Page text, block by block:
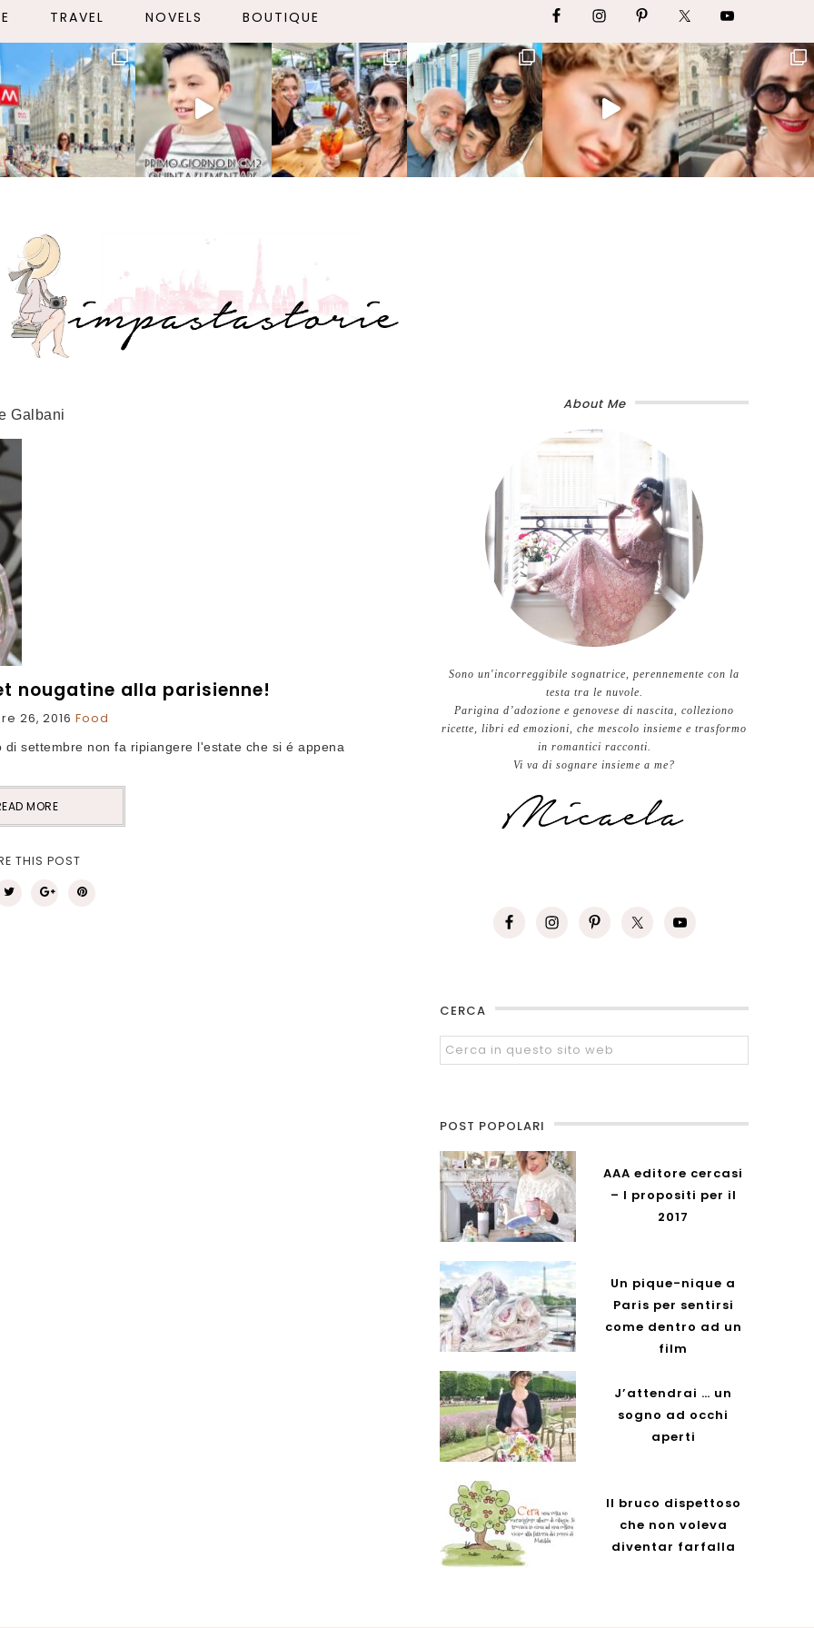
TRAVEL NOVELS BOUTIQUE
Galbani
nougatine alla parisienne!
26, 2016 Food
settembre non fa ripiangere l'estate che si é appena
MORE
THIS POST
About Me
Sono un'incorreggibile sognatrice, perennemente con la
testa tra le nuvole.
Parigina d’adozione e genovese di nascita, colleziono
ricette, libri ed emozioni, che mescolo insieme e trasformo
in romantici racconti.
Vi va di sognare insieme a me?
CERCA
POST POPOLARI
AAA editore cercasi
– I propositi per il
2017
Un pique-nique a
Paris per sentirsi
come dentro ad un
film
J’attendrai … un
sogno ad occhi
aperti
Il bruco dispettoso
che non voleva
diventar farfalla